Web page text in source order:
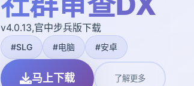
v4.0.13,官中步兵版下载
#SLG #电脑 #安卓
马上下载 了解更多